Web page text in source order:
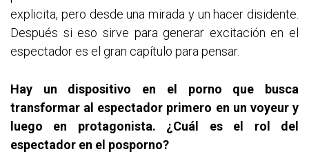
explicita, pero desde una mirada y un hacer disidente.
Después si eso sirve para generar excitación en el
espectador es el gran capítulo para pensar.
Hay un dispositivo en el porno que busca
transformar al espectador primero en un voyeur y
luego en protagonista. ¿Cuál es el rol del
espectador en el posporno?